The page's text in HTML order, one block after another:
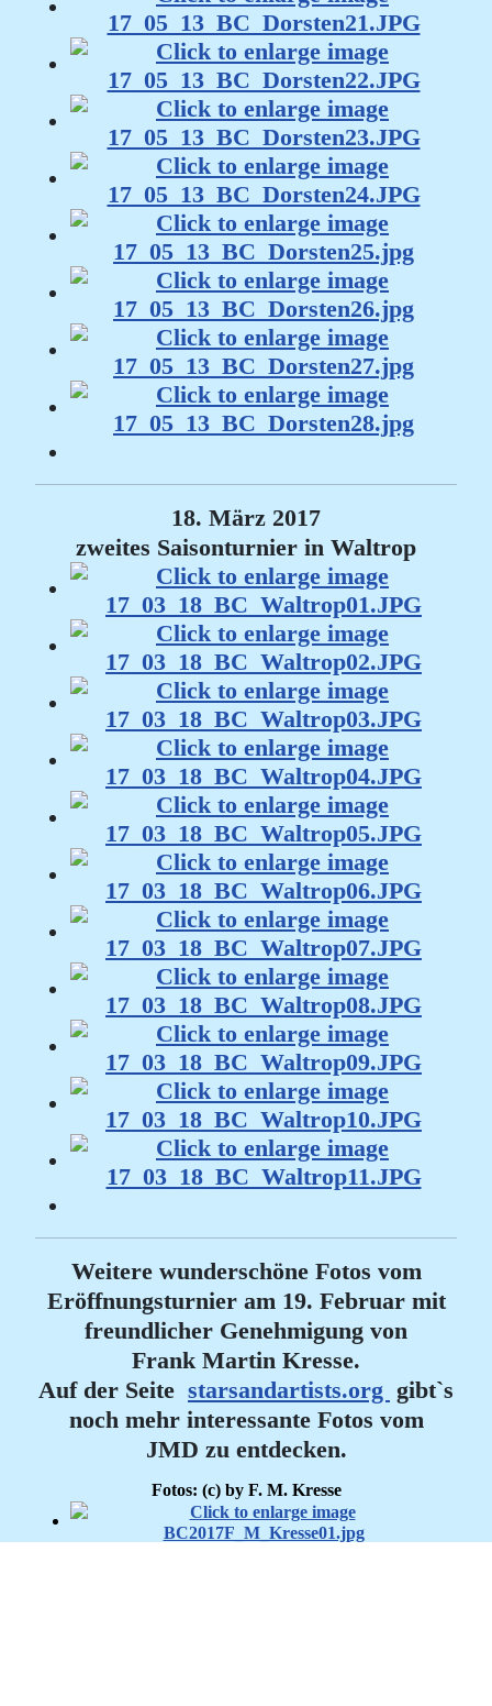
18. März 2017
zweites Saisonturnier in Waltrop
Weitere wunderschöne Fotos vom
Eröffnungsturnier am 19. Februar mit
freundlicher Genehmigung von
Frank Martin Kresse.
Auf der Seite starsandartists.org gibt`s
noch mehr interessante Fotos vom
JMD zu entdecken.
Fotos: (c) by F. M. Kresse